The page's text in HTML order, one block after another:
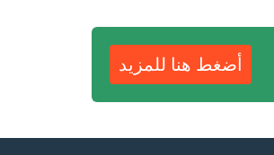
أضغط هنا للمزيد